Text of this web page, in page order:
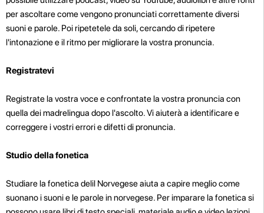
per ascoltare come vengono pronunciati correttamente diversi
suoni e parole. Poi ripetetele da soli, cercando di ripetere
l'intonazione e il ritmo per migliorare la vostra pronuncia.
Registratevi
Registrate la vostra voce e confrontate la vostra pronuncia con
quella dei madrelingua dopo l'ascolto. Vi aiuterà a identificare e
correggere i vostri errori e difetti di pronuncia.
Studio della fonetica
Studiare la fonetica delil Norvegese aiuta a capire meglio come
suonano i suoni e le parole in norvegese. Per imparare la fonetica si